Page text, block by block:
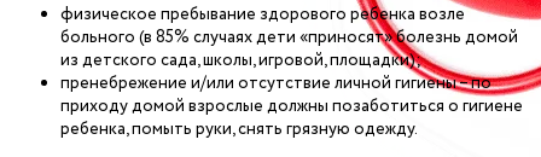
физическое пребывание здорового ребенка возле
больного (в 85% случаях дети «приносят» болезнь домой
из детского сада, школы, игровой, площадки);
пренебрежение и/или отсутствие личной гигиены – по
приходу домой взрослые должны позаботиться о гигиене
ребенка, помыть руки, снять грязную одежду.